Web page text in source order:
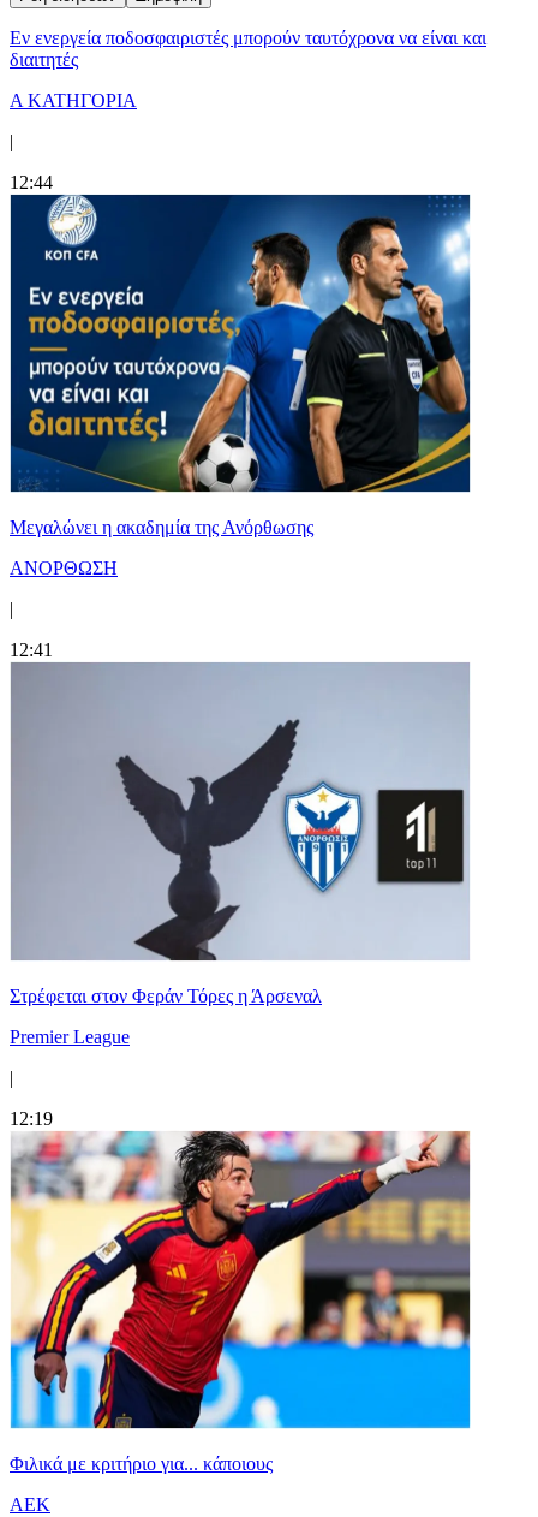
Εν ενεργεία ποδοσφαιριστές μπορούν ταυτόχρονα να είναι και
διαιτητές
Α ΚΑΤΗΓΟΡΙΑ
|
12:44
Μεγαλώνει η ακαδημία της Ανόρθωσης
ΑΝΟΡΘΩΣΗ
|
12:41
Στρέφεται στον Φεράν Τόρες η Άρσεναλ
Premier League
|
12:19
Φιλικά με κριτήριο για... κάποιους
ΑΕΚ